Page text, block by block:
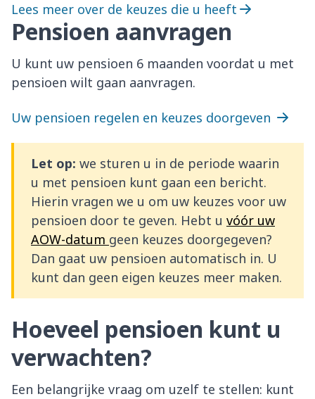
Lees meer over de keuzes die u heeft
Pensioen aanvragen
U kunt uw pensioen 6 maanden voordat u met
pensioen wilt gaan aanvragen.
Uw pensioen regelen en keuzes doorgeven
Let op: we sturen u in de periode waarin
u met pensioen kunt gaan een bericht.
Hierin vragen we u om uw keuzes voor uw
pensioen door te geven. Hebt u vóór uw
AOW-datum geen keuzes doorgegeven?
Dan gaat uw pensioen automatisch in. U
kunt dan geen eigen keuzes meer maken.
Hoeveel pensioen kunt u
verwachten?
Een belangrijke vraag om uzelf te stellen: kunt